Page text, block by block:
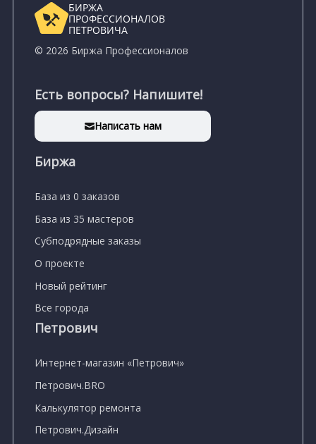
БИРЖА
ПРОФЕССИОНАЛОВ
ПЕТРОВИЧА
© 2026 Биржа Профессионалов
Есть вопросы? Напишите!
Написать нам
Биржа
База из 0 заказов
База из 35 мастеров
Субподрядные заказы
О проекте
Новый рейтинг
Все города
Петрович
Интернет-магазин «Петрович»
Петрович.BRO
Калькулятор ремонта
Петрович.Дизайн